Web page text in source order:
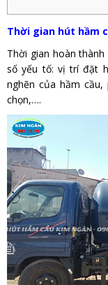
Thời gian hút hầm
Thời gian hoàn
số yếu tố: vị trí đặt
nghẽn của hầm
chọn,….